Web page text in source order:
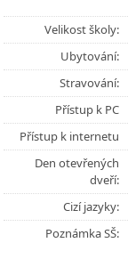
Velikost školy:
Ubytování:
Stravování:
Přístup k PC
Přístup k internetu
Den otevřených
dveří:
Cizí jazyky:
Poznámka SŠ: